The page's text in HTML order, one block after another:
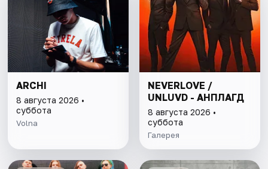
ARCHI
8 августа 2026 •
суббота
Volna
NEVERLOVE /
UNLUVD - АНПЛАГД
8 августа 2026 •
суббота
Галерея